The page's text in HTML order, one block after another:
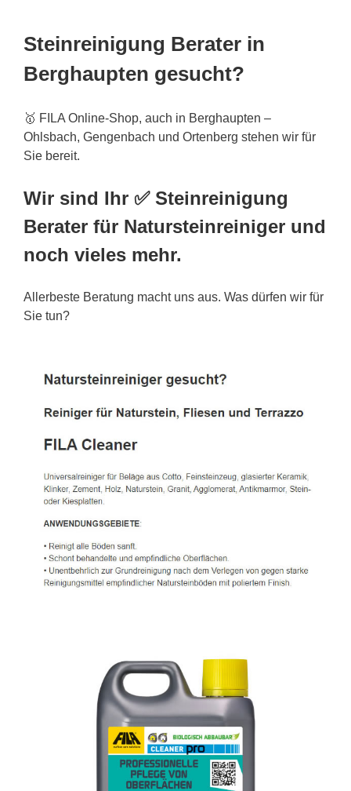
Steinreinigung Berater in
Berghaupten gesucht?
🥇 FILA Online-Shop, auch in Berghaupten –
Ohlsbach, Gengenbach und Ortenberg stehen wir für
Sie bereit.
Wir sind Ihr ✅ Steinreinigung
Berater für Natursteinreiniger und
noch vieles mehr.
Allerbeste Beratung macht uns aus. Was dürfen wir für
Sie tun?